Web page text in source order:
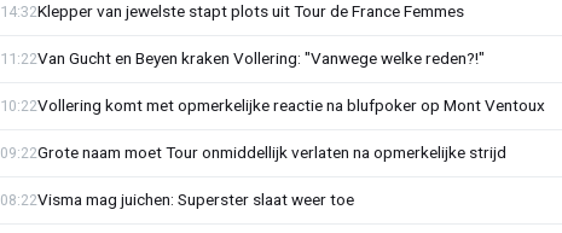
Klepper van jewelste stapt plots uit Tour de France Femmes
14:32
Van Gucht en Beyen kraken Vollering: "Vanwege welke reden?!"
11:22
Vollering komt met opmerkelijke reactie na blufpoker op Mont Ventoux
10:22
Grote naam moet Tour onmiddellijk verlaten na opmerkelijke strijd
09:22
Visma mag juichen: Superster slaat weer toe
08:22